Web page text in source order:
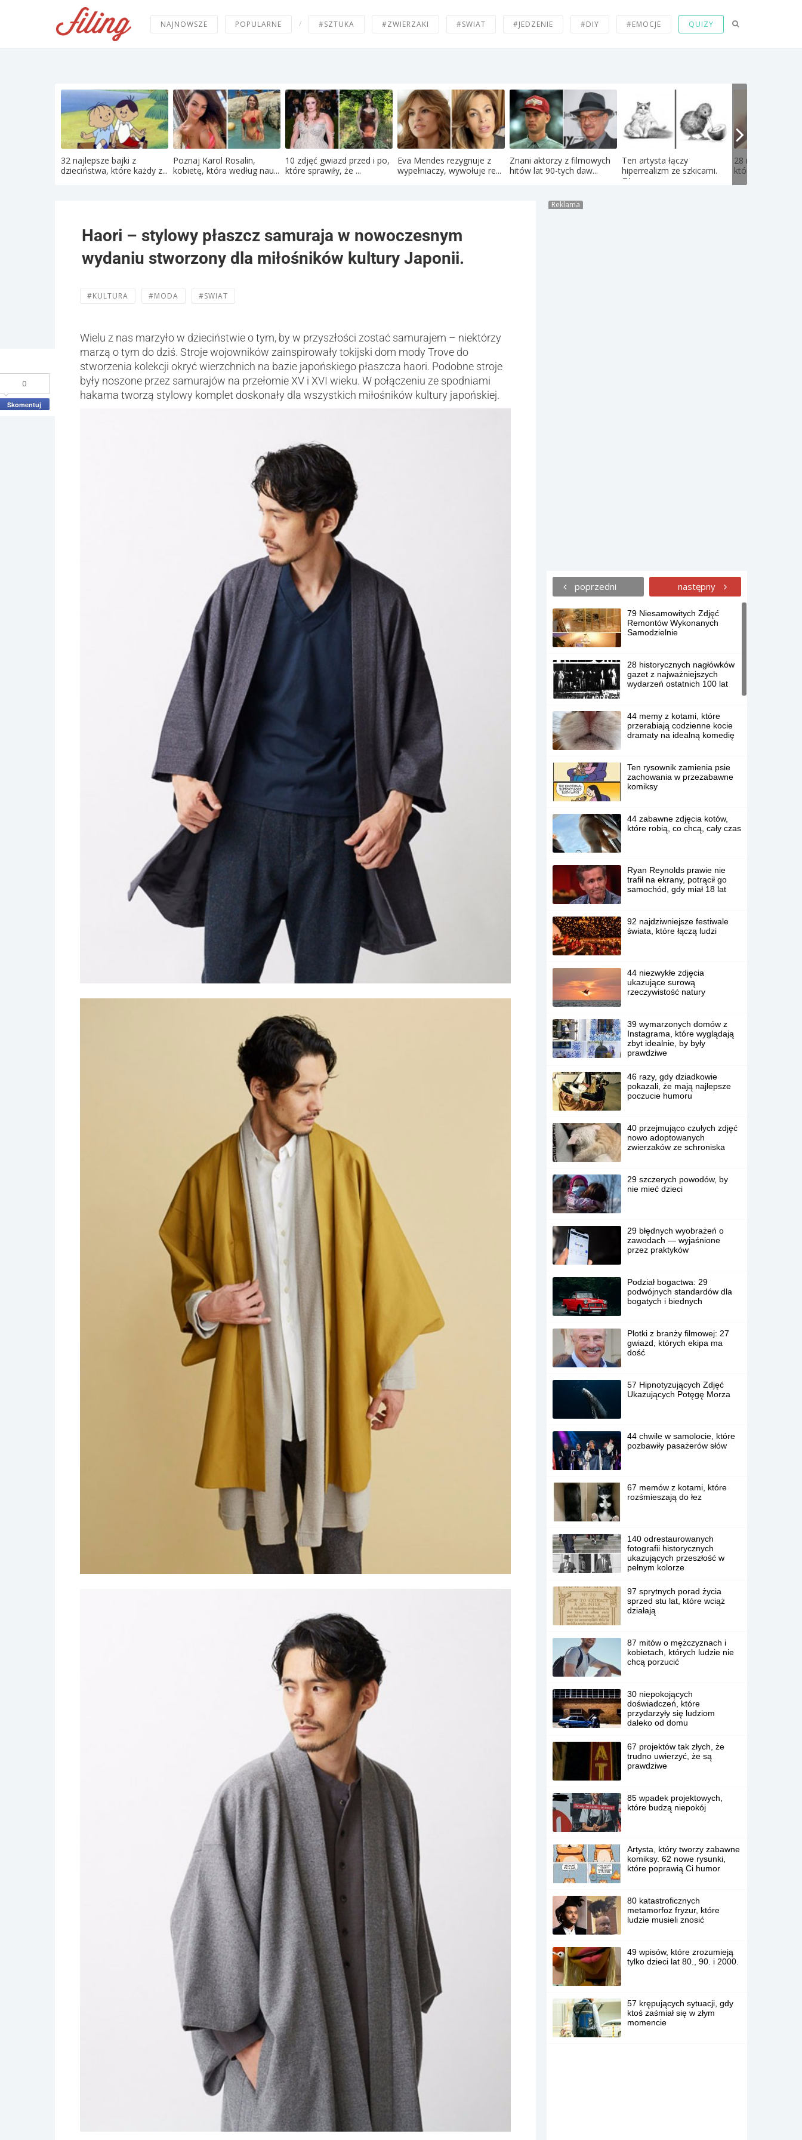
NAJNOWSZE POPULARNE / #SZTUKA #ZWIERZAKI #SWIAT #JEDZENIE #DIY #EMOCJE QUIZY
32 najlepsze bajki z
dzieciństwa, które każdy z...
Poznaj Karol Rosalin,
kobietę, która według nau...
10 zdjęć gwiazd przed i po,
które sprawiły, że ...
Eva Mendes rezygnuje z
wypełniaczy, wywołuje re...
Znani aktorzy z filmowych
hitów lat 90-tych daw...
Ten artysta łączy
hiperrealizm ze szkicami.
Oto...
28
których nie
Haori – stylowy płaszcz samuraja w nowoczesnym
wydaniu stworzony dla miłośników kultury Japonii.
#KULTURA #MODA #SWIAT
0
Skomentuj
Wielu z nas marzyło w dzieciństwie o tym, by w przyszłości zostać samurajem – niektórzy
marzą o tym do dziś. Stroje wojowników zainspirowały tokijski dom mody Trove do
stworzenia kolekcji okryć wierzchnich na bazie japońskiego płaszcza haori. Podobne stroje
były noszone przez samurajów na przełomie XV i XVI wieku. W połączeniu ze spodniami
hakama tworzą stylowy komplet doskonały dla wszystkich miłośników kultury japońskiej.
Reklama
poprzedni następny
79 Niesamowitych Zdjęć
Remontów Wykonanych
Samodzielnie
28 historycznych nagłówków
gazet z najważniejszych
wydarzeń ostatnich 100 lat
44 memy z kotami, które
przerabiają codzienne kocie
dramaty na idealną komedię
Ten rysownik zamienia psie
zachowania w przezabawne
komiksy
44 zabawne zdjęcia kotów,
które robią, co chcą, cały czas
Ryan Reynolds prawie nie
trafił na ekrany, potrącił go
samochód, gdy miał 18 lat
92 najdziwniejsze festiwale
świata, które łączą ludzi
44 niezwykłe zdjęcia
ukazujące surową
rzeczywistość natury
39 wymarzonych domów z
Instagrama, które wyglądają
zbyt idealnie, by były
prawdziwe
46 razy, gdy dziadkowie
pokazali, że mają najlepsze
poczucie humoru
40 przejmująco czułych zdjęć
nowo adoptowanych
zwierzaków ze schroniska
29 szczerych powodów, by
nie mieć dzieci
29 błędnych wyobrażeń o
zawodach — wyjaśnione
przez praktyków
Podział bogactwa: 29
podwójnych standardów dla
bogatych i biednych
Plotki z branży filmowej: 27
gwiazd, których ekipa ma
dość
57 Hipnotyzujących Zdjęć
Ukazujących Potęgę Morza
44 chwile w samolocie, które
pozbawiły pasażerów słów
67 memów z kotami, które
rozśmieszają do łez
140 odrestaurowanych
fotografii historycznych
ukazujących przeszłość w
pełnym kolorze
97 sprytnych porad życia
sprzed stu lat, które wciąż
działają
87 mitów o mężczyznach i
kobietach, których ludzie nie
chcą porzucić
30 niepokojących
doświadczeń, które
przydarzyły się ludziom
daleko od domu
67 projektów tak złych, że
trudno uwierzyć, że są
prawdziwe
85 wpadek projektowych,
które budzą niepokój
Artysta, który tworzy zabawne
komiksy. 62 nowe rysunki,
które poprawią Ci humor
80 katastroficznych
metamorfoz fryzur, które
ludzie musieli znosić
49 wpisów, które zrozumieją
tylko dzieci lat 80., 90. i 2000.
57 krępujących sytuacji, gdy
ktoś zaśmiał się w złym
momencie